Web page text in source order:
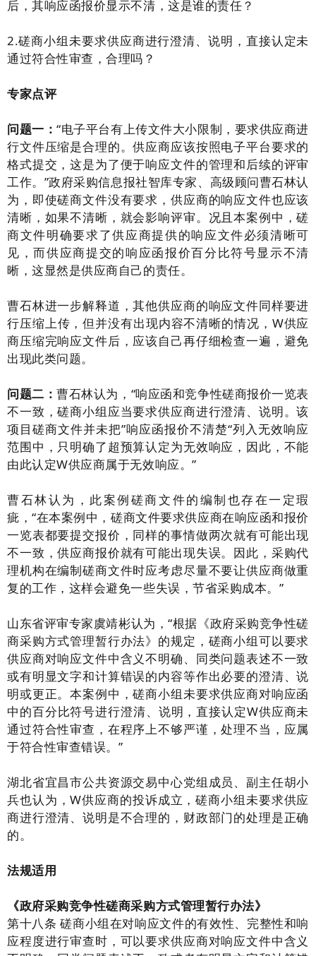
后，其响应函报价显示不清，这是谁的责任？
2.磋商小组未要求供应商进行澄清、说明，直接认定未
通过符合性审查，合理吗？
专家点评
问题一：“电子平台有上传文件大小限制，要求供应商进
行文件压缩是合理的。供应商应该按照电子平台要求的
格式提交，这是为了便于响应文件的管理和后续的评审
工作。”政府采购信息报社智库专家、高级顾问曹石林认
为，即使磋商文件没有要求，供应商的响应文件也应该
清晰，如果不清晰，就会影响评审。况且本案例中，磋
商文件明确要求了供应商提供的响应文件必须清晰可
见，而供应商提交的响应函报价百分比符号显示不清
晰，这显然是供应商自己的责任。
曹石林进一步解释道，其他供应商的响应文件同样要进
行压缩上传，但并没有出现内容不清晰的情况，W供应
商压缩完响应文件后，应该自己再仔细检查一遍，避免
出现此类问题。
问题二：曹石林认为，“响应函和竞争性磋商报价一览表
不一致，磋商小组应当要求供应商进行澄清、说明。该
项目磋商文件并未把”响应函报价不清楚“列入无效响应
范围中，只明确了超预算认定为无效响应，因此，不能
由此认定W供应商属于无效响应。”
曹石林认为，此案例磋商文件的编制也存在一定瑕
疵，“在本案例中，磋商文件要求供应商在响应函和报价
一览表都要提交报价，同样的事情做两次就有可能出现
不一致，供应商报价就有可能出现失误。因此，采购代
理机构在编制磋商文件时应考虑尽量不要让供应商做重
复的工作，这样会避免一些失误，节省采购成本。”
山东省评审专家虞靖彬认为，“根据《政府采购竞争性磋
商采购方式管理暂行办法》的规定，磋商小组可以要求
供应商对响应文件中含义不明确、同类问题表述不一致
或有明显文字和计算错误的内容等作出必要的澄清、说
明或更正。本案例中，磋商小组未要求供应商对响应函
中的百分比符号进行澄清、说明，直接认定W供应商未
通过符合性审查，在程序上不够严谨，处理不当，应属
于符合性审查错误。”
湖北省宜昌市公共资源交易中心党组成员、副主任胡小
兵也认为，W供应商的投诉成立，磋商小组未要求供应
商进行澄清、说明是不合理的，财政部门的处理是正确
的。
法规适用
《政府采购竞争性磋商采购方式管理暂行办法》
第十八条 磋商小组在对响应文件的有效性、完整性和响
应程度进行审查时，可以要求供应商对响应文件中含义